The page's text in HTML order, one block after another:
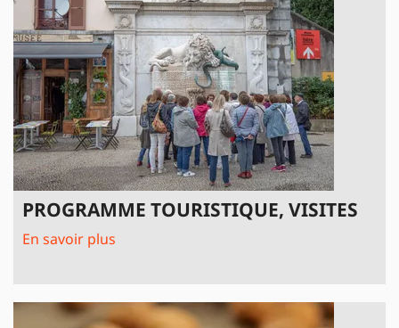
PROGRAMME TOURISTIQUE, VISITES
En savoir plus